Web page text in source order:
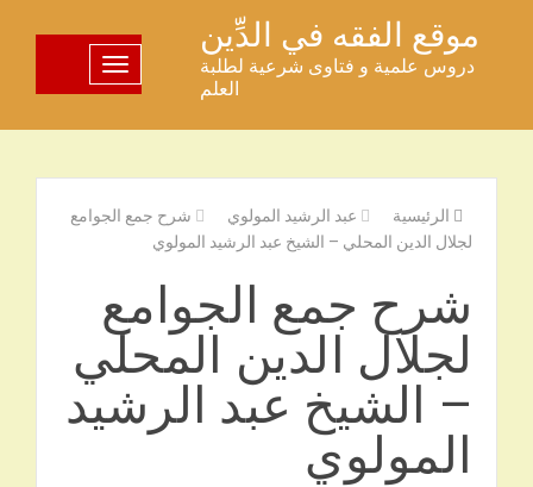
المحتوى
موقع الفقه في الدِّين
دروس علمية و فتاوى شرعية لطلبة
العلم
تبديل اللوحة
الرئيسية عبد الرشيد المولوي
شرح جمع الجوامع
لجلال الدين المحلي – الشيخ عبد الرشيد المولوي
شرح جمع الجوامع
لجلال الدين المحلي
– الشيخ عبد الرشيد
المولوي